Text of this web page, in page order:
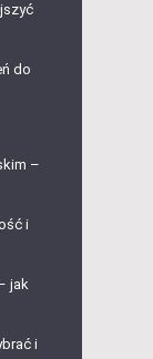
do
–
i
jak
i